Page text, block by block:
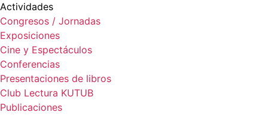
Actividades
Congresos / Jornadas
Exposiciones
Cine y Espectáculos
Conferencias
Presentaciones de libros
Club Lectura KUTUB
Publicaciones